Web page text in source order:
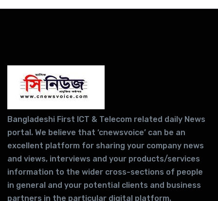
Bangladeshi First ICT & Telecom related daily News
portal. We believe that ‘cnewsvoice’ can be an
excellent platform for sharing your company news
and views, interviews and your products/services
information to the wider cross-sections of people
in general and your potential clients and business
partners in the particular digital platform.